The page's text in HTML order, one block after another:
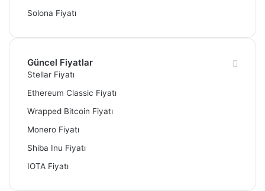
Solona Fiyatı
Güncel Fiyatlar
Stellar Fiyatı
Ethereum Classic Fiyatı
Wrapped Bitcoin Fiyatı
Monero Fiyatı
Shiba Inu Fiyatı
IOTA Fiyatı